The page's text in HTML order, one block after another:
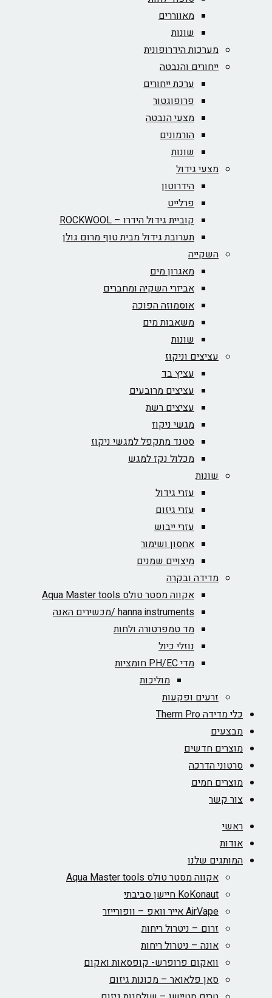
מאווררים
שונות
מערכות הידרופונית
ייחורים והנבטה
ערכת ייחורים
פרופוגטור
מצעי הנבטה
הורמונים
שונות
מצעי גידול
הידרוטון
פרלייט
קוביית גידול הידרו – ROCKWOOL‏
תערובת גידול מבית טוף מרום גולן
השקייה
מאגרון מים
אביזרי השקיה ומחברים
אוסמוזה הפוכה
משאבות מים
שונות
עציצים וניקוז
עציץ בד
עציצים מרובעים
עציצים רשת
מגשי ניקוז
סטנד מתקפל למגשי ניקוז
מכלול נקז למגש
שונות
עזרי גידול
עזרי גיזום
עזרי ייבוש
אחסון ושימור
מיצויים שמנים
מדידה ובקרה
אקווה מסטר טולס Aqua Master tools
hanna instruments /מכשירים האנה
מד טמפרטורה ולחות
נוזלי כיול
מדי PH/EC חומציות
מוליכות
זרעים ופקעות
כלי מדידה Therm Pro
מבצעים
מוצרים חדשים
סרטוני הדרכה
מוצרים חמים
צור קשר
ראשי
אודות
המותגים שלנו
אקווה מסטר טולס Aqua Master tools
KoKonaut חיישן סביבתי
AirVape אייר וואפ – וופורייזר
זרום – ניטרול ריחות
אונה – ניטרול ריחות
וואקום פרופרש- קופסאות ואקום
סאן פלאואר – מכונות גיזום